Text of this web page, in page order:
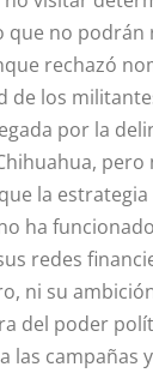
que no podrán
rechazó
de los
por la
pero
la
ha
redes
ni su
del poder
las campañas